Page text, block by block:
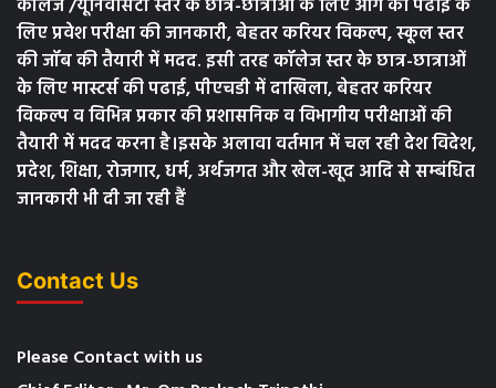
कॉलेज /यूनिवर्सिटी स्तर के छात्र-छात्राओं के लिए आगे की पढाई के
लिए प्रवेश परीक्षा की जानकारी, बेहतर करियर विकल्प, स्कूल स्तर
की जॉब की तैयारी में मदद. इसी तरह कॉलेज स्तर के छात्र-छात्राओं
के लिए मास्टर्स की पढाई, पीएचडी में दाखिला, बेहतर करियर
विकल्प व विभिन्न प्रकार की प्रशासनिक व विभागीय परीक्षाओं की
तैयारी में मदद करना है।इसके अलावा वर्तमान में चल रही देश विदेश,
प्रदेश, शिक्षा, रोजगार, धर्म, अर्थजगत और खेल-खूद आदि से सम्बंधित
जानकारी भी दी जा रही हैं
Contact Us
Please Contact with us